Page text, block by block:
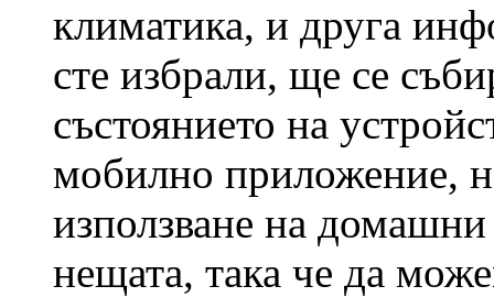
климатика, и друга
сте избрали, ще се
състоянието на
мобилно приложение,
използване на
нещата, така че да